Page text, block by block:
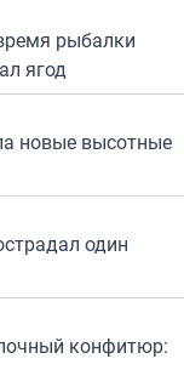
рыбалки
ягод
новые высотные
один
конфитюр: